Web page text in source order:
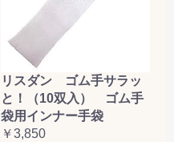
リスダン ゴム手サラッ
と！（10双入） ゴム手
袋用インナー手袋
￥3,850